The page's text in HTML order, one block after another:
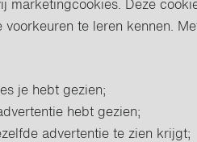
marketingcookies. Deze
voorkeuren te leren kennen.
je hebt gezien;
hebt gezien;
advertentie te zien krijgt;